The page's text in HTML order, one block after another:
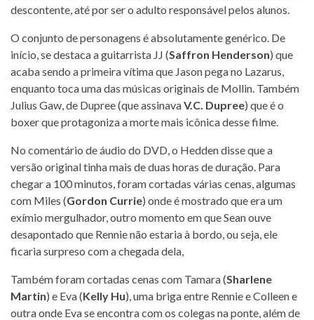
descontente, até por ser o adulto responsável pelos alunos.
O conjunto de personagens é absolutamente genérico. De
início, se destaca a guitarrista JJ (Saffron Henderson) que
acaba sendo a primeira vítima que Jason pega no Lazarus,
enquanto toca uma das músicas originais de Mollin. Também
Julius Gaw, de Dupree (que assinavaV.C. Dupree) que é o
boxer que protagoniza a morte mais icônica desse filme.
No comentário de áudio do DVD, o Hedden disse que a
versão original tinha mais de duas horas de duração. Para
chegar a 100 minutos, foram cortadas várias cenas, algumas
com Miles (Gordon Currie) onde é mostrado que era um
exímio mergulhador, outro momento em que Sean ouve
desapontado que Rennie não estaria à bordo, ou seja, ele
ficaria surpreso com a chegada dela,
Também foram cortadas cenas com Tamara (Sharlene
Martin) e Eva (Kelly Hu), uma briga entre Rennie e Colleen e
outra onde Eva se encontra com os colegas na ponte, além de